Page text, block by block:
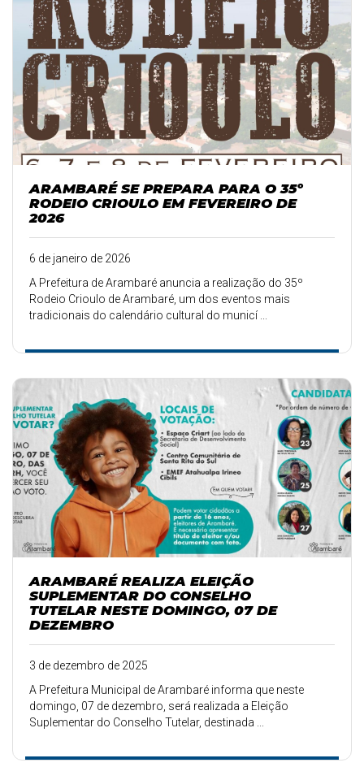
ARAMBARÉ SE PREPARA PARA O 35º
RODEIO CRIOULO EM FEVEREIRO DE
2026
6 de janeiro de 2026
A Prefeitura de Arambaré anuncia a realização do 35º
Rodeio Crioulo de Arambaré, um dos eventos mais
tradicionais do calendário cultural do municí ...
ARAMBARÉ REALIZA ELEIÇÃO
SUPLEMENTAR DO CONSELHO
TUTELAR NESTE DOMINGO, 07 DE
DEZEMBRO
3 de dezembro de 2025
A Prefeitura Municipal de Arambaré informa que neste
domingo, 07 de dezembro, será realizada a Eleição
Suplementar do Conselho Tutelar, destinada ...